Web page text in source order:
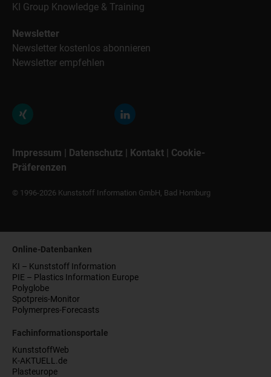
KI Group Knowledge & Training
Newsletter
Newsletter kostenlos abonnieren
Newsletter empfehlen
Impressum | Datenschutz | Kontakt | Cookie-
Präferenzen
© 1996-2026 Kunststoff Information GmbH, Bad Homburg
Online-Datenbanken
KI – Kunststoff Information
PIE – Plastics Information Europe
Polyglobe
Spotpreis-Monitor
Polymerpres-Forecasts
Fachinformationsportale
KunststoffWeb
K-AKTUELL.de
Plasteurope